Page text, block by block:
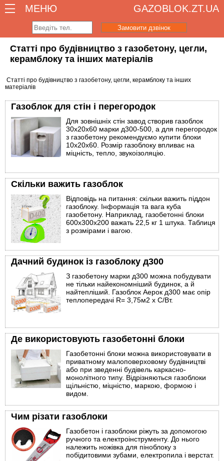
МЕНЮ GAZOBLOK.ZT.UA
Замовити дзвінок
Статті про будівництво з газобетону, цегли,
керамблоку та інших матеріалів
Статті про будівництво з газобетону, цегли, керамблоку та інших
матеріалів
Газоблок для стін і перегородок
Для зовнішніх стін завод створив газоблок
30х20х60 марки д300-500, а для перегородок
з газобетону рекомендуємо купити блоки
10х20х60. Розмір газоблоку впливає на
міцність, тепло, звукоізоляцію.
Скільки важить газоблок
Відповідь на питання: скільки важить піддон
газоблоку. Інформація та вага куба
газобетону. Наприклад, газобетонні блоки
600х300х200 важать 22,5 кг 1 штука. Таблиця
з розмірами і вагою.
Дачний будинок із газоблоку д300
З газобетону марки д300 можна побудувати
не тільки найекономніший будинок, а й
найтепліший. Газоблок Аерок д300 має опір
теплопередачі R= 3,75м2 х С/Вт.
Де використовують газобетонні блоки
Газобетонні блоки можна використовувати в
приватному малоповерховому будівництві
або при зведенні будівель каркасно-
монолітного типу. Відрізняються газоблоки
щільністю, міцністю, маркою, формою і
видом.
Чим різати газоблоки
Газобетон і газоблоки ріжуть за допомогою
ручного та електроінструменту. До нього
належить ножівка для піноблоку з
побідитовими зубами, електропила і верстат.